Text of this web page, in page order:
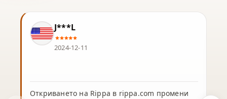
J***L
2024-12-11
Откриването на Rippa в rippa.com промени